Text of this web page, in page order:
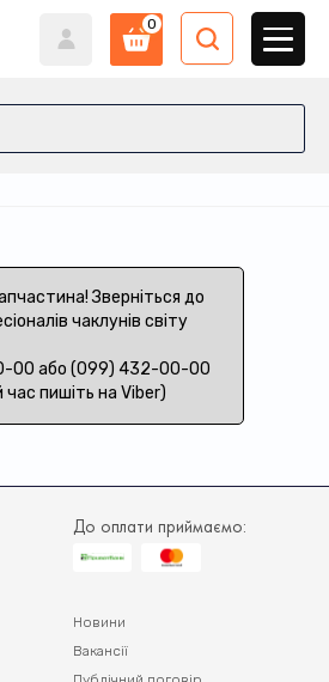
0
Зверніться до
чаклунів світу
00 або (099) 432-00-00
пишіть на Viber)
До оплати приймаємо:
Новини
Вакансії